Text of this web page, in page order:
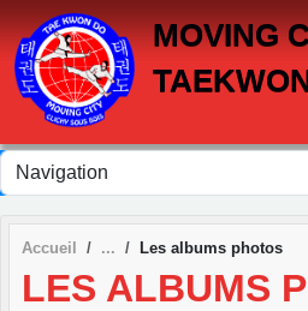
MOVING
Accueil Les albums photos
LES ALBUMS
Panneau de gestion des cookies